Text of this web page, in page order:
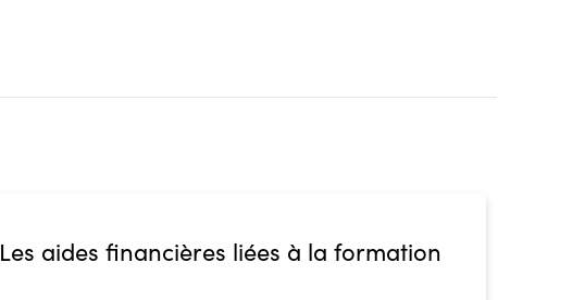
Les aides financières liées à la formation